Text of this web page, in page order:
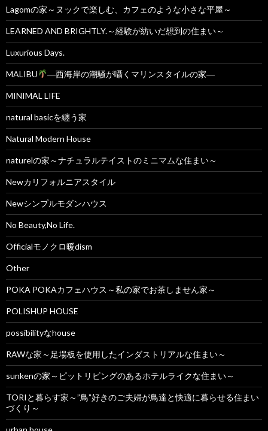
Lagomの家～ヌックで楽しむ、カフェのような小さな平屋～
LEARNED AND BRIGHTLY.～経験が紡いだ想到の住まい～
Luxurious Days.
MALIBU ―西海岸の潮騒が囁くマリンスタイルの家―
MINIMAL LIFE
natural basicを纏う家
Natural Modern House
naturelの家～ナチュラルテイストのミニマムな住まい～
Newカリフォルニアスタイル
Newシンプルモダンハウス
No Beauty,No Life.
Officialモノクロ暖dism
Other
POKA POKAカフェハウス～私の家でお茶しません家～
POLISHUP HOUSE
possibilityなhouse
RAWな家～足場板を使用したインダストリアルな住まい～
sunkenの家～ピットリビングのあるホテルライクな住まい～
TORIと暮らす家～”鳥”好きのご夫婦が鳥達と快適に暮らせる住まい
づくり～